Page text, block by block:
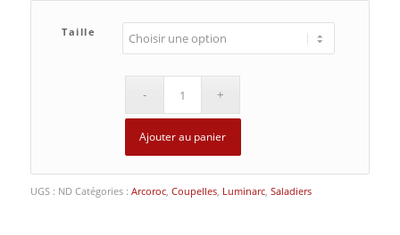
Taille
Ajouter au panier
UGS : ND Catégories : Arcoroc, Coupelles, Luminarc, Saladiers